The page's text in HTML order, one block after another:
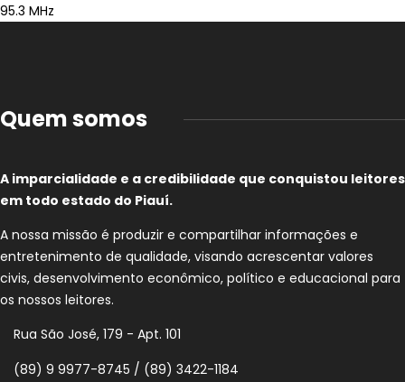
95.3 MHz
Quem somos
A imparcialidade e a credibilidade que conquistou leitores
em todo estado do Piauí.
A nossa missão é produzir e compartilhar informações e
entretenimento de qualidade, visando acrescentar valores
civis, desenvolvimento econômico, político e educacional para
os nossos leitores.
Rua São José, 179 - Apt. 101
(89) 9 9977-8745 / (89) 3422-1184